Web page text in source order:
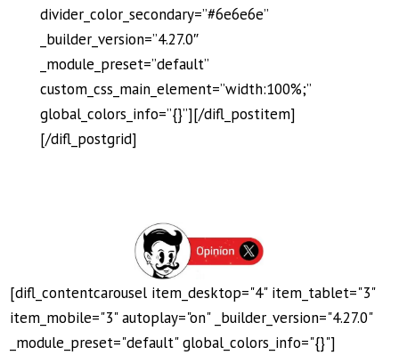
divider_color_secondary=”#6e6e6e”
_builder_version=”4.27.0″
_module_preset=”default”
custom_css_main_element=”width:100%;”
global_colors_info=”{}”][/difl_postitem]
[/difl_postgrid]
[difl_contentcarousel item_desktop="4" item_tablet="3"
item_mobile="3" autoplay="on" _builder_version="4.27.0"
_module_preset="default" global_colors_info="{}"]